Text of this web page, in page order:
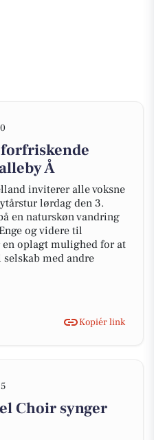
Å
inviterer alle voksne
lørdag den 3.
en naturskøn vandring
og videre til
oplagt mulighed for at
med andre
Kopiér link
Choir synger